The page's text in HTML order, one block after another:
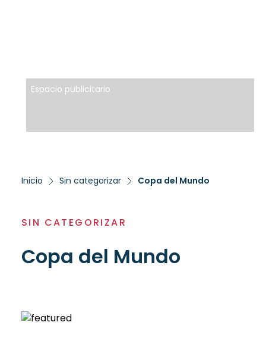
Espacio publicitario
Inicio Sin categorizar Copa del Mundo
SIN CATEGORIZAR
Copa del Mundo